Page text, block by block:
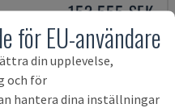
153 555 SEK
för EU-användare
din upplevelse,
och för
hantera dina inställningar